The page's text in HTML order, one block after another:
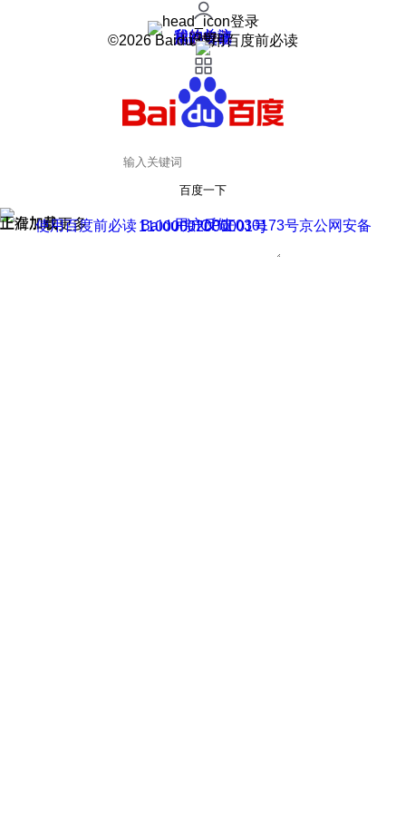
登录
我的关注
我的收藏
皮肤中心
用户反馈
设置
©2026 Baidu 使用百度前必读
百度一下
正在加载
上滑加载更多 用户反馈
使用百度前必读 Baidu 京ICP证030173号
京公网安备11000002000001号